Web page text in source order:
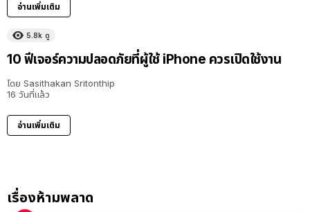
อ่านเพิ่มเติม
5.8k ดู
10 ฟีเจอร์ความปลอดภัยที่ผู้ใช้ iPhone ควรเปิดใช้งาน
โดย Sasithakan Sritonthip
16 วันที่แล้ว
อ่านเพิ่มเติม
เรื่องห้ามพลาด